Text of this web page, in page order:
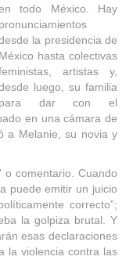
todo México. Hay
pronunciamientos
la presidencia de
México hasta colectivas
artistas y,
luego, su familia
para dar con el
en una cámara de
a Melanie, su novia y
o comentario. Cuando
puede emitir un juicio
correcto”;
la golpiza brutal. Y
esas declaraciones
la violencia contra las